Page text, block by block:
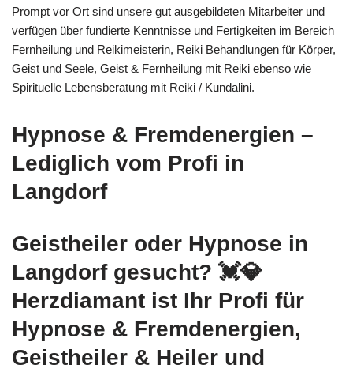
Prompt vor Ort sind unsere gut ausgebildeten Mitarbeiter und
verfügen über fundierte Kenntnisse und Fertigkeiten im Bereich
Fernheilung und Reikimeisterin, Reiki Behandlungen für Körper,
Geist und Seele, Geist & Fernheilung mit Reiki ebenso wie
Spirituelle Lebensberatung mit Reiki / Kundalini.
Hypnose & Fremdenergien –
Lediglich vom Profi in
Langdorf
Geistheiler oder Hypnose in
Langdorf gesucht? 💓️💎
Herzdiamant ist Ihr Profi für
Hypnose & Fremdenergien,
Geistheiler & Heiler und